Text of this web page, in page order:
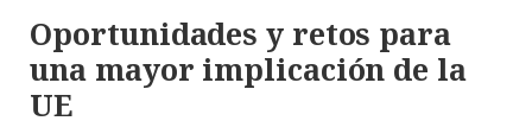
Oportunidades y retos para
una mayor implicación de la
UE